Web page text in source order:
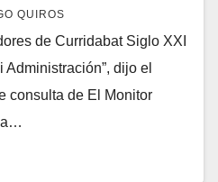
QUIROS
de Curridabat Siglo XXI
dijo el
consulta de El Monitor